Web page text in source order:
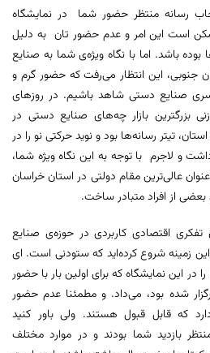
رسانه منتظر حضور شما در نمایشگاه
است این امر و عدم حضور تان به دلیل
باشد. اما با نگاه ویژه‌ی شما به صنایع
این انتظار می‌رفت که حضور گرم و
صنایع دستی شاهد باشیم. در روزهای
بزرگترین بازار چه‌های صنایع دستی در
تیتر رسانه‌ها بود و نوید حرکتی نو را در
و لاجرم با توجه به این نگاه ویژه شما،
عالی‌ترین مقام دولتی در استان خراسان
از افراد متبادر ساخت.
تفکری اقتصادی کاربردی در حوزه‌ی صنایع
زمینه شروع کرده‌اید که ستودنی است. ای
این نمایشگاه که برای اولین بار با حضور
شده بود، می‌داد. و مطمئنا عدم حضور
که قابل قبول هستند. ولی باور کنید
بازدید شما بودند و در موارد مختلف